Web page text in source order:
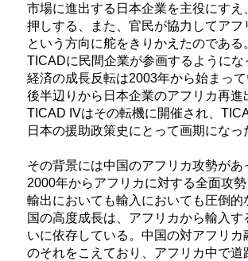
市場に進出する日本企業を主役にすえ
押しする、また、官民が協力してアフ
という方向に舵をきりかえたのである
TICADに民間企業が参画するようにな
経済の成長反転は2003年から始まっ
後半辺りから日本企業のアフリカ再進
TICAD IVはその転機に開催され、
日本の援助政策史にとって画期になっ
その背景には中国のアフリカ攻勢があ
2000年からアフリカに対する全面攻
輸出においても輸入においても圧倒的
国の高度成長は、アフリカから輸入す
いに依存している。中国の対アフリカ
のそれをこえており、アフリカ中で道